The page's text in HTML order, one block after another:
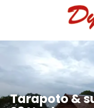
Tarapoto &